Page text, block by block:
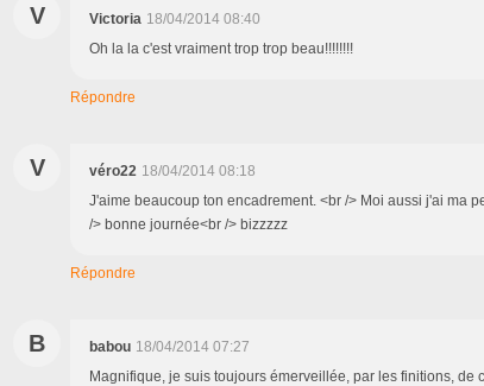
V Victoria 18/04/2014 08:40
Oh la la c'est vraiment trop trop beau!!!!!!!!
Répondre
V véro22 18/04/2014 08:18
J'aime beaucoup ton encadrement. <br /> Moi aussi j'ai ma
/> bonne journée<br /> bizzzzz
Répondre
B babou 18/04/2014 07:27
Magnifique, je suis toujours émerveillée, par les finitions, de